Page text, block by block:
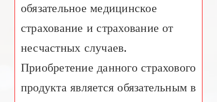
обязательное медицинское
страхование и страхование от
несчастных случаев.
Приобретение данного страхового
продукта является обязательным в